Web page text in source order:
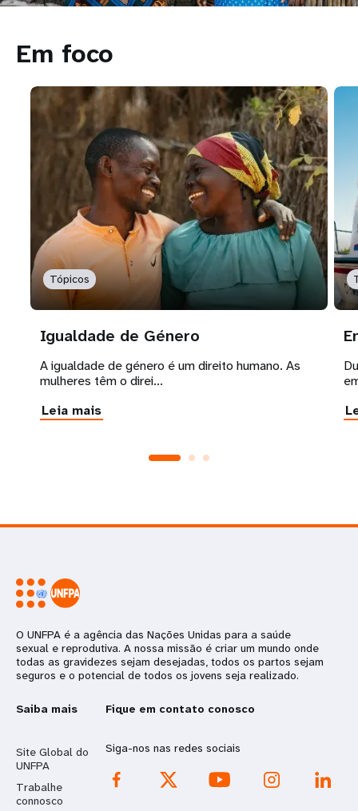
Em foco
Tópicos
Igualdade de Género
A igualdade de género é um direito humano. As
mulheres têm o direi...
Leia mais
O UNFPA é a agência das Nações Unidas para a saúde
sexual e reprodutiva. A nossa missão é criar um mundo onde
todas as gravidezes sejam desejadas, todos os partos sejam
seguros e o potencial de todos os jovens seja realizado.
Saiba mais
Site Global do
UNFPA
Trabalhe
connosco
Fique em contato conosco
Siga-nos nas redes sociais